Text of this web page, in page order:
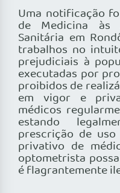
Uma notificação
de Medicina às
Sanitária em
trabalhos no
prejudiciais à
executadas por
proibidos de
em vigor e
médicos
estando
prescrição de
privativo de
optometrista
é flagrantemente